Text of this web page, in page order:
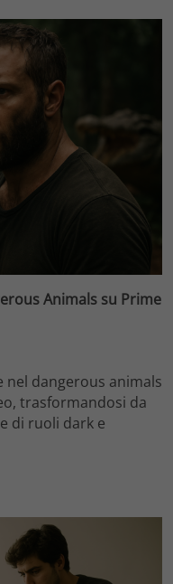
Animals su Prime
nel dangerous animals
trasformandosi da
di ruoli dark e